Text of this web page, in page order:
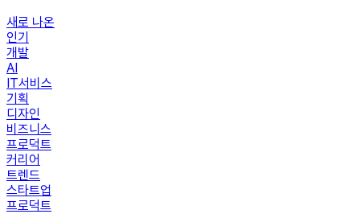
새로 나온
인기
개발
AI
IT서비스
기획
디자인
비즈니스
프로덕트
커리어
트렌드
스타트업
프로덕트